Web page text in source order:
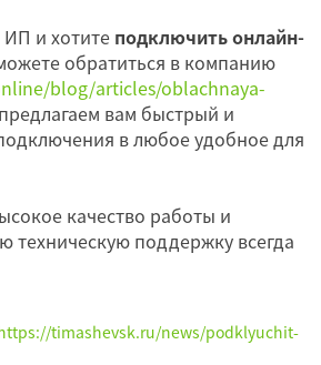
ИП и хотите подключить онлайн-
обратиться в компанию
blog/articles/oblachnaya-
вам быстрый и
в любое удобное для
качество работы и
техническую поддержку всегда
timashevsk.ru/news/podklyuchit-